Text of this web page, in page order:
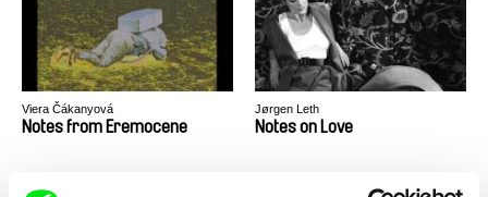
Viera Čákanyová
Notes from Eremocene
Jørgen Leth
Notes on Love